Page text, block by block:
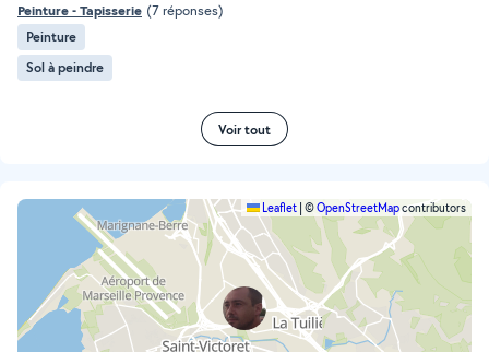
Peinture - Tapisserie (7 réponses)
Peinture
Sol à peindre
Voir tout
Leaflet ©OpenStreetMapcontributors